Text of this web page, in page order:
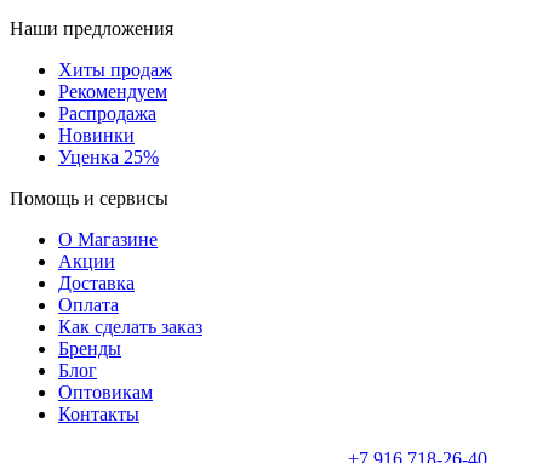
Наши предложения
Хиты продаж
Рекомендуем
Распродажа
Новинки
Уценка 25%
Помощь и сервисы
О Магазине
Акции
Доставка
Оплата
Как сделать заказ
Бренды
Блог
Оптовикам
Контакты